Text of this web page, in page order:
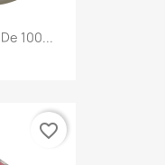
100...
favorite_border